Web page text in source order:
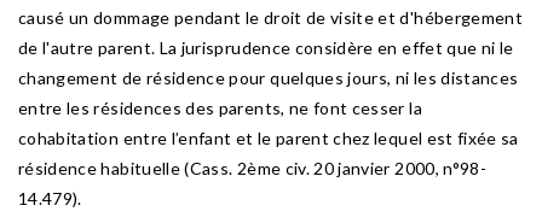
causé un dommage pendant le droit de visite et d'hébergement
de l'autre parent. La jurisprudence considère en effet que ni le
changement de résidence pour quelques jours, ni les distances
entre les résidences des parents, ne font cesser la
cohabitation entre l’enfant et le parent chez lequel est fixée sa
résidence habituelle (Cass. 2ème civ. 20 janvier 2000, n°98-
14.479).